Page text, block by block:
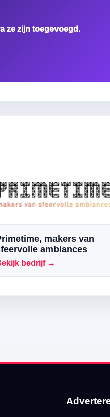
ze zijn toegevoegd.
makers van
ambiances
bedrijf →